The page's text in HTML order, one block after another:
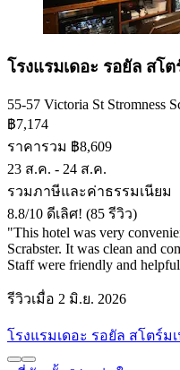
โรงแรมเดอะ รอยัล สโต
55-57 Victoria St Stromness
฿7,174
ราคารวม ฿8,609
23 ส.ค. - 24 ส.ค.
รวมภาษีและค่าธรรมเนียม
8.8/10 ดีเลิศ! (85 รีวิว)
"This hotel was very
Scrabster. It was clean and
Staff were friendly and
รีวิวเมื่อ 2 มิ.ย. 2026
โรงแรมเดอะ รอยัล สโตร์ม